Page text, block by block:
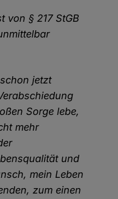
von § 217 StGB
jetzt
Sorge lebe,
mehr
und
mein Leben
zum einen